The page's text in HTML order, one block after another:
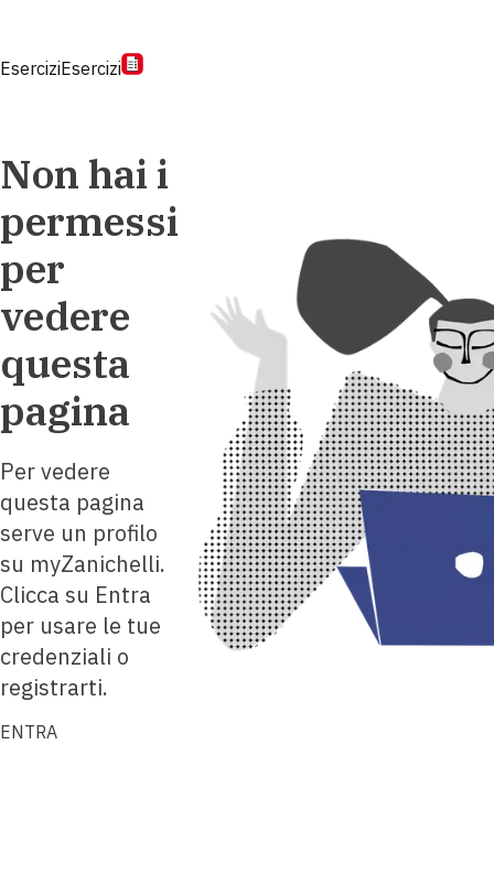
EserciziEsercizi
Non hai i
permessi
per
vedere
questa
pagina
Per vedere
questa pagina
serve un profilo
su myZanichelli.
Clicca su Entra
per usare le tue
credenziali o
registrarti.
ENTRA